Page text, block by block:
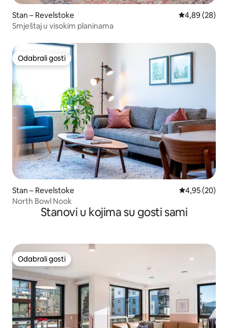
Stan – Revelstoke Prosječna
4,89 (28)
Smještaj u visokim planinama
Odabrali gosti
Odabrali gosti
Stan – Revelstoke Prosječna
4,95 (20)
North Bowl Nook
Stanovi u kojima su gosti sami
Odabrali gosti
Odabrali gosti